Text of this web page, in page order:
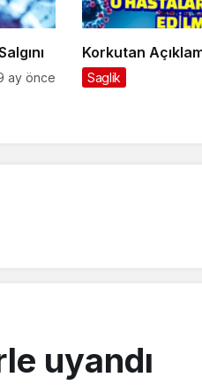
ay önce
Korkutan
Saglik
uyandı